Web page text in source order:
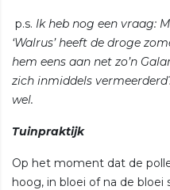
p.s. Ik heb nog een vraag:
‘Walrus’ heeft de droge
hem eens aan net zo’n
zich inmiddels
wel.
Tuinpraktijk
Op het moment dat de
hoog, in bloei of na de bloei